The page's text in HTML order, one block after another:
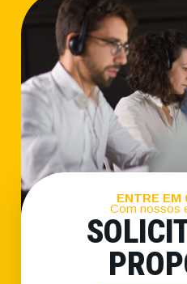
ENTRE EM
Com nossos